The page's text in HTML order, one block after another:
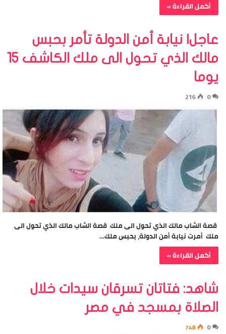
أكمل القراءة »
عاجل| نيابة أمن الدولة تأمر بحبس
مالك الذي تحول الى ملك الكاشف 15
يوما
0
216
قصة الشاب مالك الذي تحول الى ملك قصة الشاب مالك الذي تحول الى
ملك أمرت نيابة أمن الدولة، بحبس ملك…
أكمل القراءة »
شاهد: فتاتان تسرقان سيدات خلال
الصلاة بمسجد في مصر
0
748